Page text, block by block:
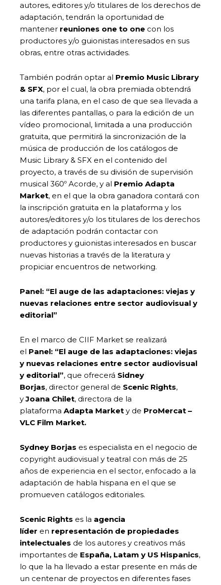
autores, editores y/o titulares de los derechos de
adaptación, tendrán la oportunidad de
mantener reuniones one to one con los
productores y/o guionistas interesados en sus
obras, entre otras actividades.
También podrán optar al Premio Music Library
& SFX, por el cual, la obra premiada obtendrá
una tarifa plana, en el caso de que sea llevada a
las diferentes pantallas, o para la edición de un
vídeo promocional, limitada a una producción
gratuita, que permitirá la sincronización de la
música de producción de los catálogos de
Music Library & SFX en el contenido del
proyecto, a través de su división de supervisión
musical 360º Acorde, y al Premio Adapta
Market, en el que la obra ganadora contará con
la inscripción gratuita en la plataforma y los
autores/editores y/o los titulares de los derechos
de adaptación podrán contactar con
productores y guionistas interesados en buscar
nuevas historias a través de la literatura y
propiciar encuentros de networking.
Panel: “El auge de las adaptaciones: viejas y
nuevas relaciones entre sector audiovisual y
editorial”
En el marco de CIIF Market se realizará
el Panel: “El auge de las adaptaciones: viejas
y nuevas relaciones entre sector audiovisual
y editorial”, que ofrecerá Sidney
Borjas, director general de Scenic Rights,
yJoana Chilet, directora de la
plataforma Adapta Market y de ProMercat –
VLC Film Market.
Sydney Borjas es especialista en el negocio de
copyright audiovisual y teatral con más de 25
años de experiencia en el sector, enfocado a la
adaptación de habla hispana en el que se
promueven catálogos editoriales.
Scenic Rights es la agencia
líder en representación de propiedades
intelectuales de los autores y creativos más
importantes de España, Latam y US Hispanics,
lo que la ha llevado a estar presente en más de
un centenar de proyectos en diferentes fases